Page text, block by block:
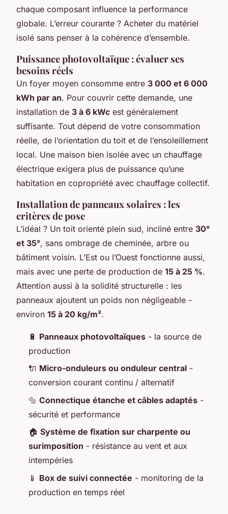
chaque composant influence la performance
globale. L’erreur courante ? Acheter du matériel
isolé sans penser à la cohérence d’ensemble.
Puissance photovoltaïque : évaluer ses
besoins réels
Un foyer moyen consomme entre 3 000 et 6 000
kWh par an. Pour couvrir cette demande, une
installation de 3 à 6 kWc est généralement
suffisante. Tout dépend de votre consommation
réelle, de l’orientation du toit et de l’ensoleillement
local. Une maison bien isolée avec un chauffage
électrique exigera plus de puissance qu’une
habitation en copropriété avec chauffage collectif.
Installation de panneaux solaires : les
critères de pose
L’idéal ? Un toit orienté plein sud, incliné entre 30°
et 35°, sans ombrage de cheminée, arbre ou
bâtiment voisin. L’Est ou l’Ouest fonctionne aussi,
mais avec une perte de production de 15 à 25 %.
Attention aussi à la solidité structurelle : les
panneaux ajoutent un poids non négligeable -
environ 15 à 20 kg/m².
🔋 Panneaux photovoltaïques - la source de
production
🔌 Micro-onduleurs ou onduleur central -
conversion courant continu / alternatif
🔩 Connectique étanche et câbles adaptés -
sécurité et performance
🏠 Système de fixation sur charpente ou
surimposition - résistance au vent et aux
intempéries
📱 Box de suivi connectée - monitoring de la
production en temps réel